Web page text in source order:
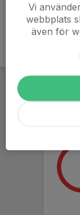
Vi
webbplats
även för